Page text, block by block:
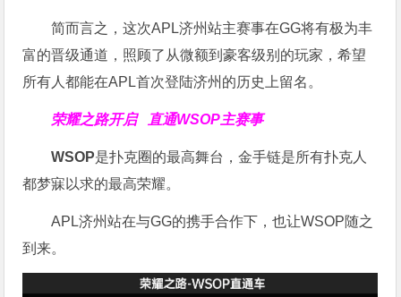
简而言之，这次APL济州站主赛事在GG将有极为丰
富的晋级通道，照顾了从微额到豪客级别的玩家，希望
所有人都能在APL首次登陆济州的历史上留名。
荣耀之路开启直通WSOP主赛事
WSOP是扑克圈的最高舞台，金手链是所有扑克人
都梦寐以求的最高荣耀。
APL济州站在与GG的携手合作下，也让WSOP随之
到来。